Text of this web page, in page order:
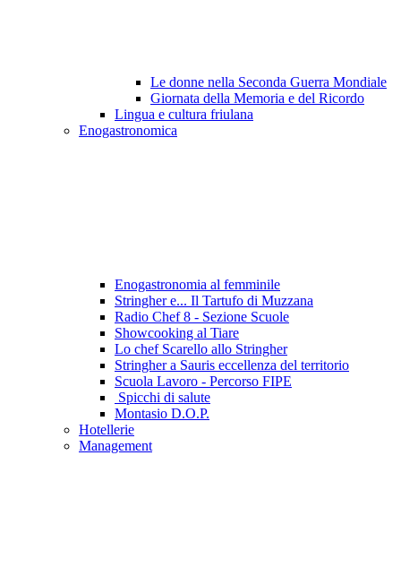
Le donne nella Seconda Guerra Mondiale
Giornata della Memoria e del Ricordo
Lingua e cultura friulana
Enogastronomica
Enogastronomia al femminile
Stringher e... Il Tartufo di Muzzana
Radio Chef 8 - Sezione Scuole
Showcooking al Tiare
Lo chef Scarello allo Stringher
Stringher a Sauris eccellenza del territorio
Scuola Lavoro - Percorso FIPE
Spicchi di salute
Montasio D.O.P.
Hotellerie
Management